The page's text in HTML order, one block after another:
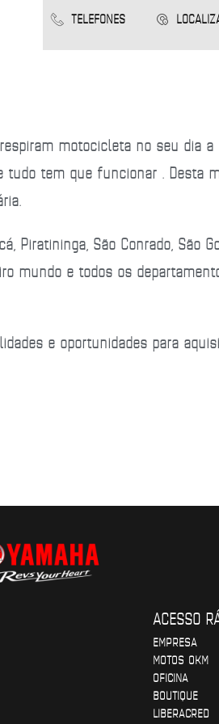
TELEFONES
motocicleta no seu dia
tem que funcionar . Desta
Piratininga, São Conrado, São
mundo e todos os
e oportunidades para
ACESSO
EMPRESA
MOTOS OKM
OFICINA
BOUTIQUE
LIBERACRED